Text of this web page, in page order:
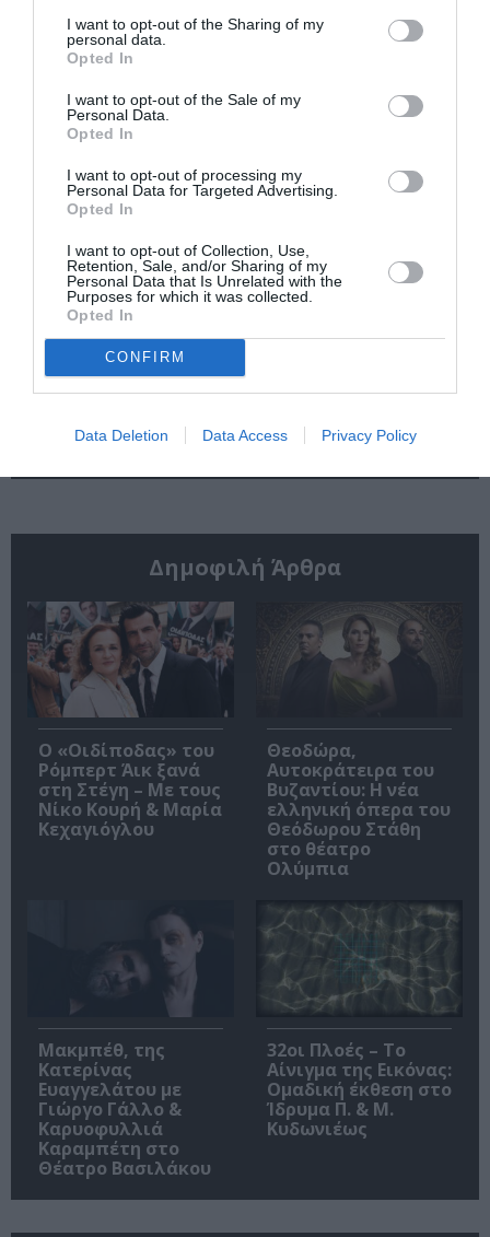
I want to opt-out of the Sharing of my
personal data.
Opted In
I want to opt-out of the Sale of my
Personal Data.
Opted In
I want to opt-out of processing my
Personal Data for Targeted Advertising.
Opted In
I want to opt-out of Collection, Use,
Retention, Sale, and/or Sharing of my
Personal Data that Is Unrelated with the
Purposes for which it was collected.
Opted In
CONFIRM
Data Deletion Data Access Privacy Policy
Εθνική Λυρική
Σκηνή: Ανακοίνωση
ακρόασης για την
κάλυψη θέσης
μουσικού στα
Βιολοντσέλα
Μουσείο
Θεσσαλονίκης: Στο
Πανσελήνου
Ο Λάκης Χαλκιάς,
σημαντικός
εκπρόσωπος της
παράδοσης, πέθανε
σε ηλικία 82 ετών
είσοδο σε δύο μέλη
Δημοφιλή Άρθρα
O «Οιδίποδας» του
Ρόμπερτ Άικ ξανά
στη Στέγη – Με τους
Νίκο Κουρή & Μαρία
Κεχαγιόγλου
Θεοδώρα,
Αυτοκράτειρα του
Βυζαντίου: Η νέα
ελληνική όπερα του
Θεόδωρου Στάθη
στο θέατρο
Ολύμπια
Μακμπέθ, της
Κατερίνας
Ευαγγελάτου με
Γιώργο Γάλλο &
Καρυοφυλλιά
Καραμπέτη στο
Θέατρο Βασιλάκου
32οι Πλοές – Το
Αίνιγμα της Εικόνας:
Ομαδική έκθεση στο
Ίδρυμα Π. & Μ.
Κυδωνιέως